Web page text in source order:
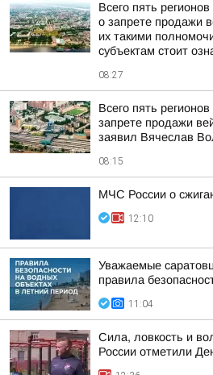
Всего пять
о запрете продажи
их такими
субъектам стоит
08:27
Всего пять
запрете продажи
заявил Вячеслав
08:15
МЧС России о
12:10
Уважаемые
правила
11:04
Сила, ловкость и
России отметили